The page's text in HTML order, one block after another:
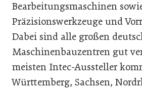
Bearbeitungsmaschinen
Präzisionswerkzeuge und
Dabei sind alle großen
Maschinenbauzentren gut
meisten Intec-Aussteller
Württemberg, Sachsen,